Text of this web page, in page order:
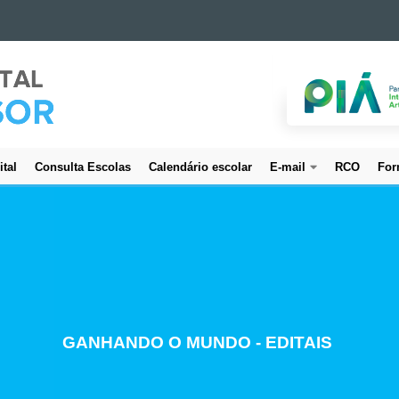
Consulta Escolas Calendário escolar E-mail RCO
ESTUDO E PLANEJAMENTO
GANHANDO O MUNDO - EDITAIS
CREDENCIAMENTO DE SERVIDORES
PROJETO BEM CUIDAR